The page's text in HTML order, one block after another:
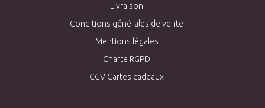
Livraison
Conditions générales de vente
Mentions légales
Charte RGPD
CGV Cartes cadeaux